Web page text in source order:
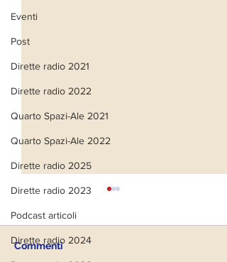
Eventi
Post
Dirette radio 2021
Dirette radio 2022
Quarto Spazi-Ale 2021
Quarto Spazi-Ale 2022
Dirette radio 2025
Dirette radio 2023
Podcast articoli
Dirette radio 2024
Commenti